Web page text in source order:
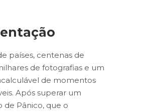
países, centenas de
de fotografias e um
de momentos
Após superar um
de Pânico, que o